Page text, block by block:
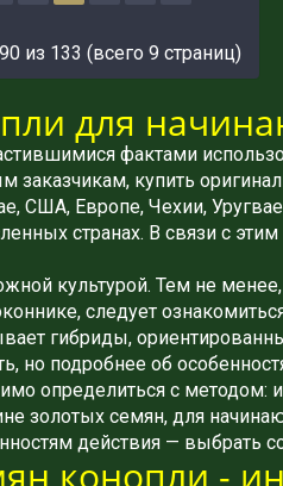
из 133 (всего 9 страниц)
для
фактами
заказчикам, купить
США, Европе, Чехии,
странах. В связи с
культурой. Тем не
следует
гибриды,
но подробнее об
определиться с методом:
золотых семян, для
действия — выбрать
конопли -